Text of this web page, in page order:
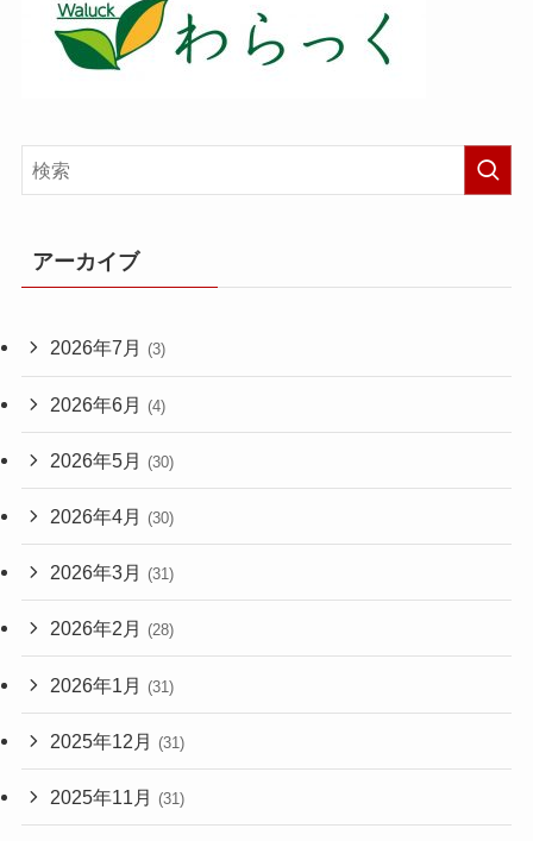
アーカイブ
2026年7月 (3)
2026年6月 (4)
2026年5月 (30)
2026年4月 (30)
2026年3月 (31)
2026年2月 (28)
2026年1月 (31)
2025年12月 (31)
2025年11月 (31)